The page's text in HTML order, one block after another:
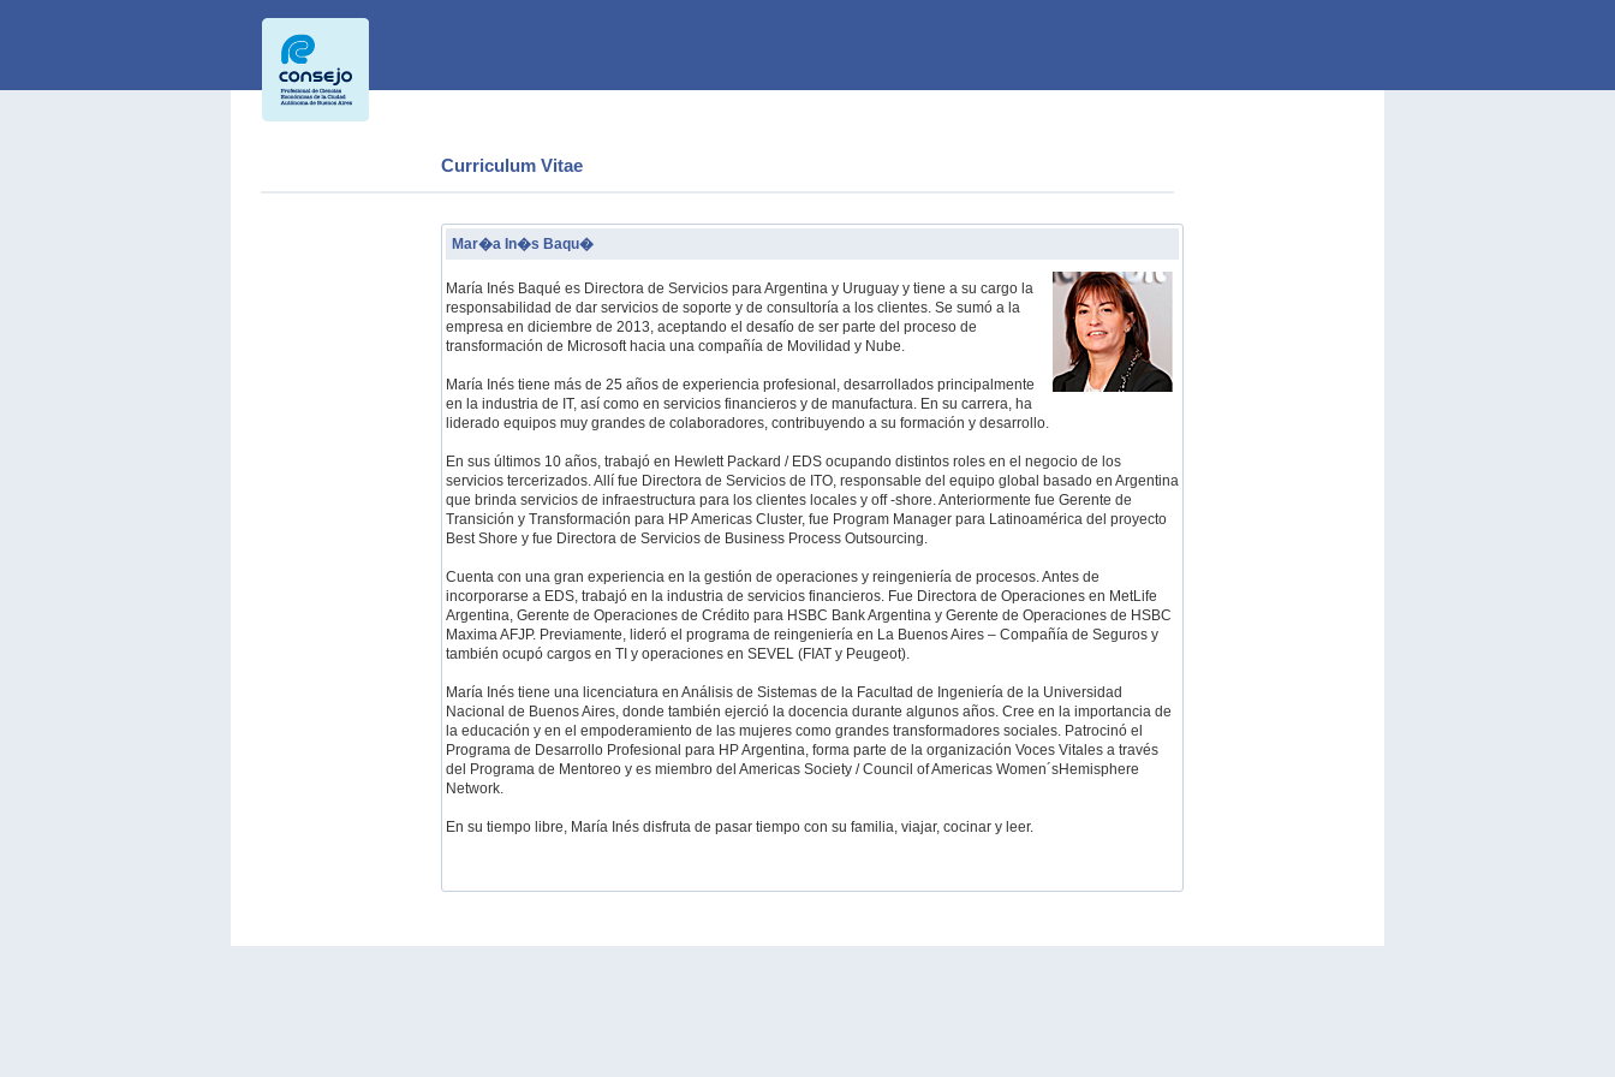
Curriculum Vitae
Mar�a In�s Baqu�
María Inés Baqué es Directora de Servicios para Argentina y Uruguay y tiene a su cargo la
responsabilidad de dar servicios de soporte y de consultoría a los clientes. Se sumó a la
empresa en diciembre de 2013, aceptando el desafío de ser parte del proceso de
transformación de Microsoft hacia una compañía de Movilidad y Nube.
María Inés tiene más de 25 años de experiencia profesional, desarrollados principalmente
en la industria de IT, así como en servicios financieros y de manufactura. En su carrera, ha
liderado equipos muy grandes de colaboradores, contribuyendo a su formación y desarrollo.
En sus últimos 10 años, trabajó en Hewlett Packard / EDS ocupando distintos roles en el negocio de los
servicios tercerizados. Allí fue Directora de Servicios de ITO, responsable del equipo global basado en Argentina
que brinda servicios de infraestructura para los clientes locales y off -shore. Anteriormente fue Gerente de
Transición y Transformación para HP Americas Cluster, fue Program Manager para Latinoamérica del proyecto
Best Shore y fue Directora de Servicios de Business Process Outsourcing.
Cuenta con una gran experiencia en la gestión de operaciones y reingeniería de procesos. Antes de
incorporarse a EDS, trabajó en la industria de servicios financieros. Fue Directora de Operaciones en MetLife
Argentina, Gerente de Operaciones de Crédito para HSBC Bank Argentina y Gerente de Operaciones de HSBC
Maxima AFJP. Previamente, lideró el programa de reingeniería en La Buenos Aires – Compañía de Seguros y
también ocupó cargos en TI y operaciones en SEVEL (FIAT y Peugeot).
María Inés tiene una licenciatura en Análisis de Sistemas de la Facultad de Ingeniería de la Universidad
Nacional de Buenos Aires, donde también ejerció la docencia durante algunos años. Cree en la importancia de
la educación y en el empoderamiento de las mujeres como grandes transformadores sociales. Patrocinó el
Programa de Desarrollo Profesional para HP Argentina, forma parte de la organización Voces Vitales a través
del Programa de Mentoreo y es miembro del Americas Society / Council of Americas Women´sHemisphere
Network.
En su tiempo libre, María Inés disfruta de pasar tiempo con su familia, viajar, cocinar y leer.